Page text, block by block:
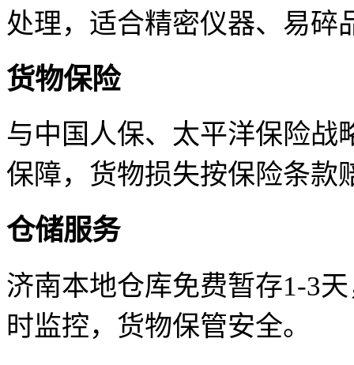
处理，适合精密仪器、易碎
货物保险
与中国人保、太平洋保险战
保障，货物损失按保险条款
仓储服务
济南本地仓库免费暂存1-3
时监控，货物保管安全。